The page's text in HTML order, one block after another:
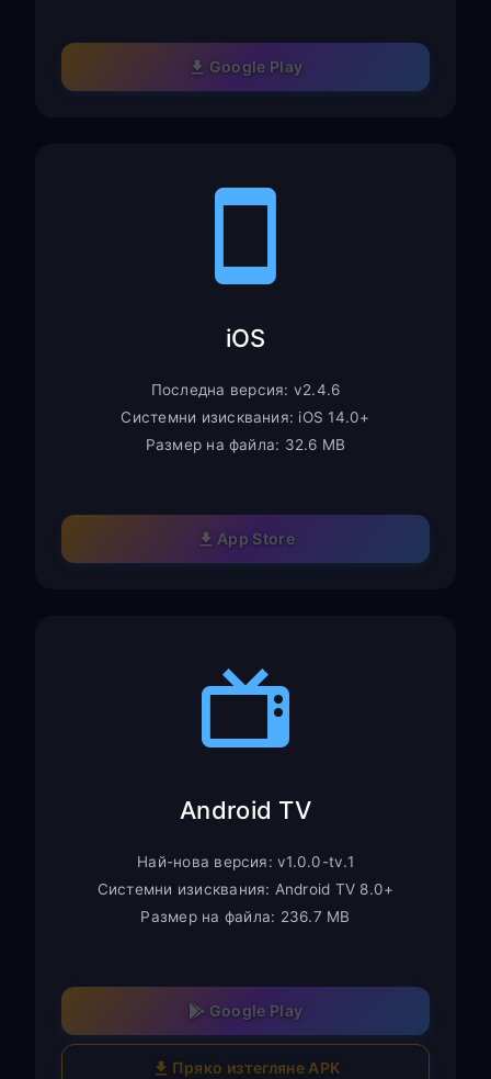
Google Play
iOS
Последна версия: v2.4.6
Системни изисквания: iOS 14.0+
Размер на файла: 32.6 MB
App Store
Android TV
Най-нова версия: v1.0.0-tv.1
Системни изисквания: Android TV 8.0+
Размер на файла: 236.7 MB
Google Play
Пряко изтегляне APK